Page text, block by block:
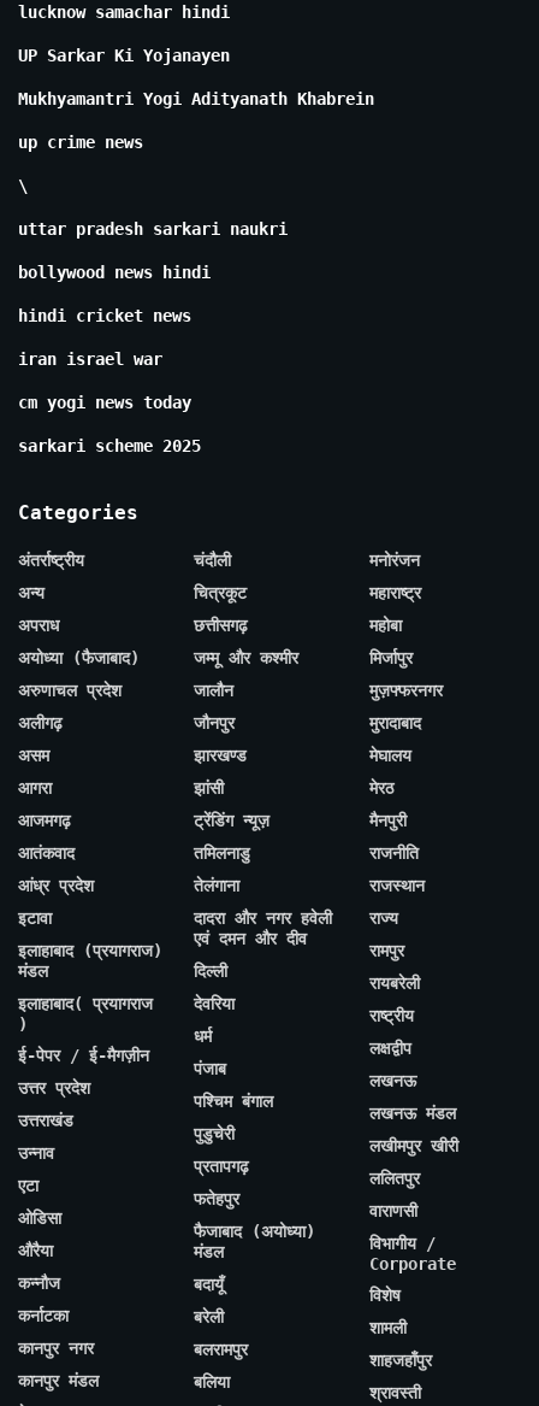
lucknow samachar hindi
UP Sarkar Ki Yojanayen
Mukhyamantri Yogi Adityanath Khabrein
up crime news
\
uttar pradesh sarkari naukri
bollywood news hindi
hindi cricket news
iran israel war
cm yogi news today
sarkari scheme 2025
Categories
अंतर्राष्ट्रीय
अन्य
अपराध
अयोध्या (फैजाबाद)
अरुणाचल प्रदेश
अलीगढ़
असम
आगरा
आजमगढ़
आतंकवाद
आंध्र प्रदेश
इटावा
इलाहाबाद (प्रयागराज)
मंडल
इलाहाबाद( प्रयागराज
)
ई-पेपर / ई-मैगज़ीन
उत्तर प्रदेश
उत्तराखंड
उन्नाव
एटा
ओडिसा
औरैया
कन्नौज
कर्नाटका
कानपुर नगर
कानपुर मंडल
चंदौली
चित्रकूट
छत्तीसगढ़
जम्मू और कश्मीर
जालौन
जौनपुर
झारखण्ड
झांसी
ट्रेंडिंग न्यूज़
तमिलनाडु
तेलंगाना
दादरा और नगर हवेली
एवं दमन और दीव
दिल्ली
देवरिया
धर्म
पंजाब
पश्चिम बंगाल
पुडुचेरी
प्रतापगढ़
फतेहपुर
फैजाबाद (अयोध्या)
मंडल
बदायूँ
बरेली
बलरामपुर
बलिया
मनोरंजन
महाराष्ट्र
महोबा
मिर्जापुर
मुज़फ्फरनगर
मुरादाबाद
मेघालय
मेरठ
मैनपुरी
राजनीति
राजस्थान
राज्य
रामपुर
रायबरेली
राष्ट्रीय
लक्षद्वीप
लखनऊ
लखनऊ मंडल
लखीमपुर खीरी
ललितपुर
वाराणसी
विभागीय /
Corporate
विशेष
शामली
शाहजहाँपुर
श्रावस्ती